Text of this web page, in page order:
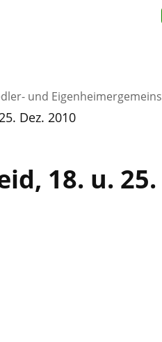
und
Dez. 2010
18. u. 25.